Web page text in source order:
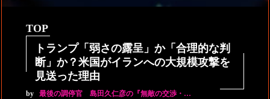
TOP
トランプ「弱さの露呈」か「合理的な判
断」か？米国がイランへの大規模攻撃を
見送った理由
by 最後の調停官 島田久仁彦の『無敵の交渉・…